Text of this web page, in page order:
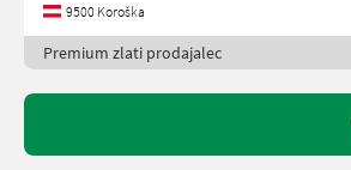
9500 Koroška
Premium zlati prodajalec